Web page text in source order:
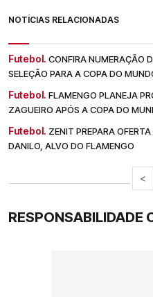
NOTÍCIAS RELACIONADAS
Futebol. CONFIRA NUMERAÇÃO
SELEÇÃO PARA A COPA DO
Futebol. FLAMENGO PLANEJA
ZAGUEIRO APÓS A COPA DO
Futebol. ZENIT PREPARA
DANILO, ALVO DO FLAMENGO
<
RESPONSABILIDADE